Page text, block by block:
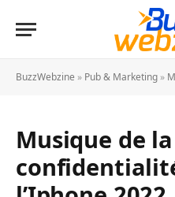
BuzzWebzine » Pub & Marketing »
Musique de